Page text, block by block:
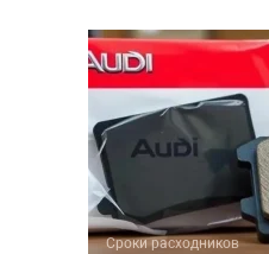
Сроки расходников